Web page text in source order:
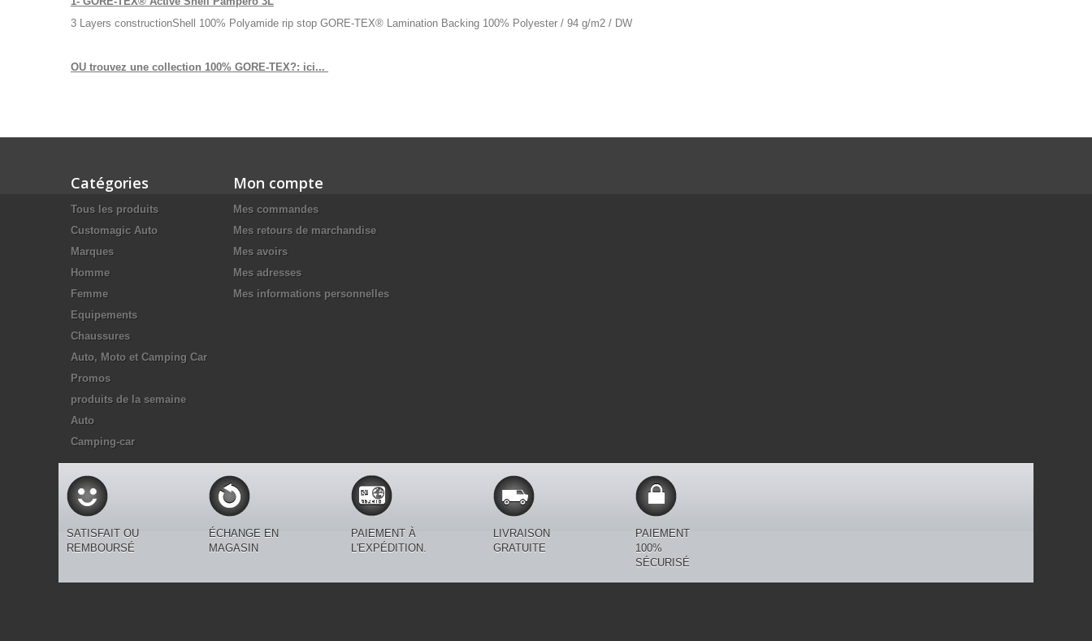
3 Layers constructionShell 100% Polyamide rip stop GORE-TEX® Lamination Backing 100% Polyester / 94 g/m2 / DW
OU trouvez une collection 100% GORE-TEX?: ici...
Catégories
Tous les produits
Customagic Auto
Marques
Homme
Femme
Equipements
Chaussures
Auto, Moto et Camping Car
Promos
produits de la semaine
Auto
Camping-car
Mon compte
Mes commandes
Mes retours de marchandise
Mes avoirs
Mes adresses
Mes informations personnelles
SATISFAIT OU
REMBOURSÉ
ÉCHANGE EN
MAGASIN
PAIEMENT À
L'EXPÉDITION.
LIVRAISON
GRATUITE
PAIEMENT
100%
SÉCURISÉ